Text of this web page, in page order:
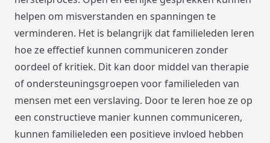
helpen om misverstanden en spanningen te
verminderen. Het is belangrijk dat familieleden leren
hoe ze effectief kunnen communiceren zonder
oordeel of kritiek. Dit kan door middel van therapie
of ondersteuningsgroepen voor familieleden van
mensen met een verslaving. Door te leren hoe ze op
een constructieve manier kunnen communiceren,
kunnen familieleden een positieve invloed hebben